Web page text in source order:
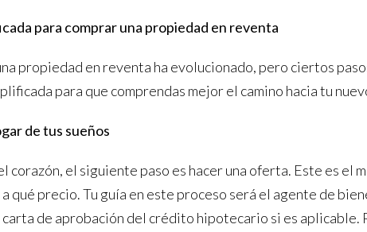
para comprar una propiedad en reventa
propiedad en reventa ha evolucionado, pero ciertos
para que comprendas mejor el camino hacia tu
de tus sueños
el siguiente paso es hacer una oferta. Este es el
qué precio. Tu guía en este proceso será el agente de
de aprobación del crédito hipotecario si es aplicable.